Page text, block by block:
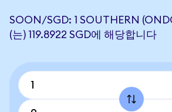
SOON/SGD: 1 SOUTHERN
(는) 119.8922 SGD에 해당합니다